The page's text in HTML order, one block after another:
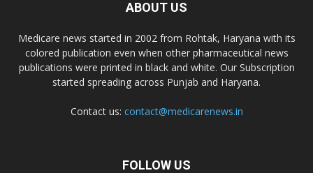
Dr. Alson Laboratories Private Limited
Domagk Smith Labs Pvt Ltd
ABOUT US
Medicare news started in 2002 from Rohtak, Haryana with its
colored publication even when other pharmaceutical news
publications were printed in black and white. Our Subscription
started spreading across Punjab and Haryana.
Contact us: contact@medicarenews.in
FOLLOW US